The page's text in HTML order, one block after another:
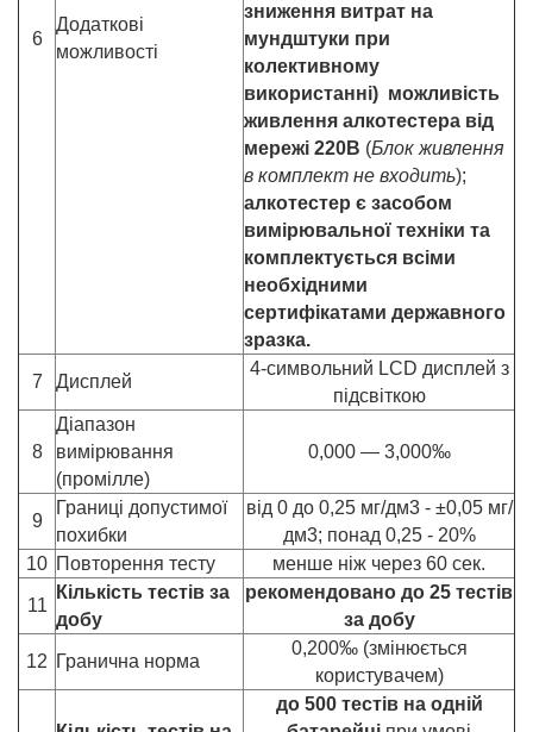
6
Додаткові
можливості
зниження витрат на
мундштуки при
колективному
використанні) можливість
живлення алкотестера від
мережі 220В (Блок живлення
в комплект не входить);
алкотестер є засобом
вимірювальної техніки та
комплектується всіми
необхідними
сертифікатами державного
зразка.
7 Дисплей
4-символьний LCD дисплей з
підсвіткою
8
Діапазон
вимірювання
(промілле)
0,000 — 3,000‰
9
Границі допустимої
похибки
від 0 до 0,25 мг/дм3 - ±0,05 мг/
дм3; понад 0,25 - 20%
10 Повторення тесту менше ніж через 60 сек.
11
Кількість тестів за
добу
рекомендовано до 25 тестів
за добу
12 Гранична норма
0,200‰ (змінюється
користувачем)
до 500 тестів на одній